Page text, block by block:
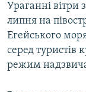
Ураганні вітри
липня на
Егейського
серед туристів
режим